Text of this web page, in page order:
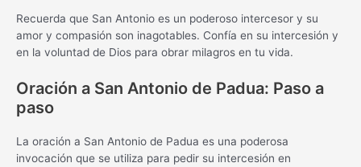
Recuerda que San Antonio es un poderoso intercesor y su
amor y compasión son inagotables. Confía en su intercesión y
en la voluntad de Dios para obrar milagros en tu vida.
Oración a San Antonio de Padua: Paso a
paso
La oración a San Antonio de Padua es una poderosa
invocación que se utiliza para pedir su intercesión en